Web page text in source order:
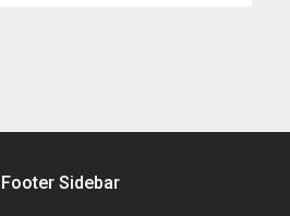
Footer Sidebar